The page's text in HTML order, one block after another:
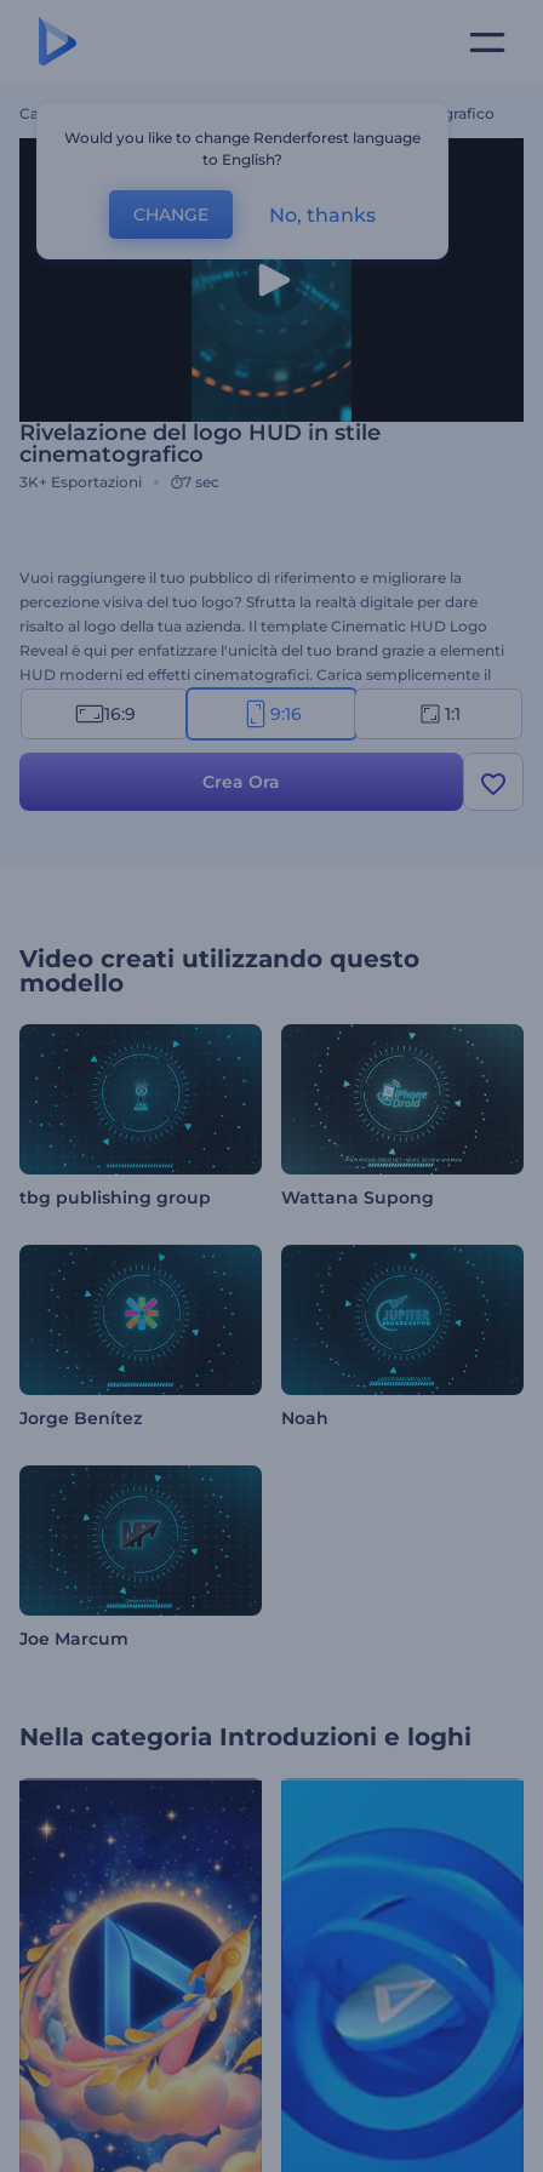
Casa Rivelazione Del Logo HUD In Stile Cinematografico
Rivelazione del logo HUD in stile
cinematografico
3K+ Esportazioni 7 sec
Vuoi raggiungere il tuo pubblico di riferimento e migliorare la
percezione visiva del tuo logo? Sfrutta la realtà digitale per dare
risalto al logo della tua azienda. Il template Cinematic HUD Logo
Reveal è qui per enfatizzare l'unicità del tuo brand grazie a elementi
HUD moderni ed effetti cinematografici. Carica semplicemente il
tuo logo, modifica il testo nella timeline e visualizza l'anteprima.
Provalo oggi stesso!
16:9 9:16 1:1
Crea Ora
Video creati utilizzando questo
modello
tbg publishing group Wattana Supong
Jorge Benítez Noah
Joe Marcum
Nella categoria Introduzioni e loghi
Would you like to change Renderforest language
to English?
CHANGE No, thanks